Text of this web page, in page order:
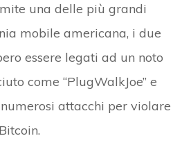
una delle più grandi
mobile americana, i due
essere legati ad un noto
come “PlugWalkJoe” e
attacchi per violare